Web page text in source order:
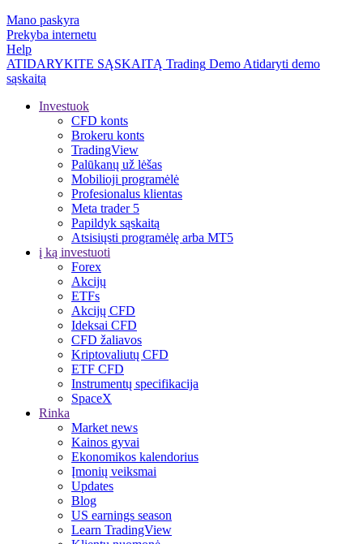
Mano paskyra
Prekyba internetu
Help
ATIDARYKITE SĄSKAITĄ Trading Demo Atidaryti demo
sąskaitą
Investuok
CFD konts
Brokeru konts
TradingView
Palūkanų už lėšas
Mobilioji programėlė
Profesionalus klientas
Meta trader 5
Papildyk sąskaitą
Atsisiųsti programėlę arba MT5
į ką investuoti
Forex
Akcijų
ETFs
Akcijų CFD
Ideksai CFD
CFD žaliavos
Kriptovaliutų CFD
ETF CFD
Instrumentų specifikacija
SpaceX
Rinka
Market news
Kainos gyvai
Ekonomikos kalendorius
Įmonių veiksmai
Updates
Blog
US earnings season
Learn TradingView